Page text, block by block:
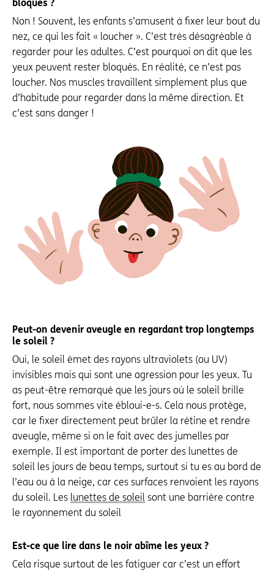
bloqués ?
Non ! Souvent, les enfants s’amusent à fixer leur bout du
nez, ce qui les fait « loucher ». C’est très désagréable à
regarder pour les adultes. C’est pourquoi on dit que les
yeux peuvent rester bloqués. En réalité, ce n’est pas
loucher. Nos muscles travaillent simplement plus que
d’habitude pour regarder dans la même direction. Et
c’est sans danger !
Peut-on devenir aveugle en regardant trop longtemps
le soleil ?
Oui, le soleil émet des rayons ultraviolets (ou UV)
invisibles mais qui sont une agression pour les yeux. Tu
as peut-être remarqué que les jours où le soleil brille
fort, nous sommes vite ébloui-e-s. Cela nous protège,
car le fixer directement peut brûler la rétine et rendre
aveugle, même si on le fait avec des jumelles par
exemple. Il est important de porter des lunettes de
soleil les jours de beau temps, surtout si tu es au bord de
l’eau ou à la neige, car ces surfaces renvoient les rayons
du soleil. Les lunettes de soleil sont une barrière contre
le rayonnement du soleil
Est-ce que lire dans le noir abîme les yeux ?
Cela risque surtout de les fatiguer car c’est un effort